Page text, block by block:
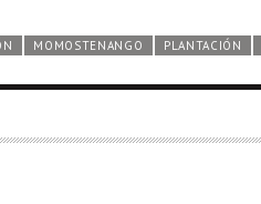
MOMOSTENANGO PLANTACIÓN